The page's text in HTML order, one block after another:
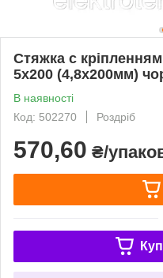
Стяжка с
5х200 (4,8х200мм)
В наявності
Код: 502270
Роздріб
570,60 ₴/